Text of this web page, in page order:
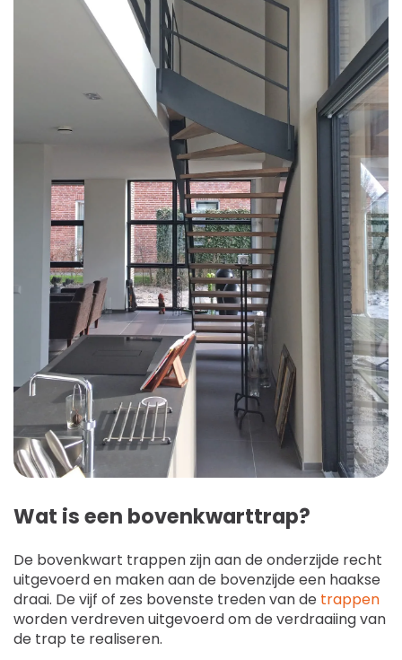
Wat is een bovenkwarttrap?
De bovenkwart trappen zijn aan de onderzijde recht
uitgevoerd en maken aan de bovenzijde een haakse
draai. De vijf of zes bovenste treden van de trappen
worden verdreven uitgevoerd om de verdraaiing van
de trap te realiseren.